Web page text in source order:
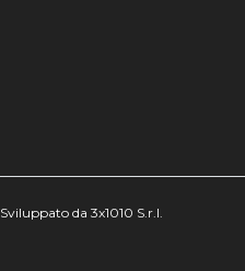
Sviluppato da 3x1010 S.r.l.